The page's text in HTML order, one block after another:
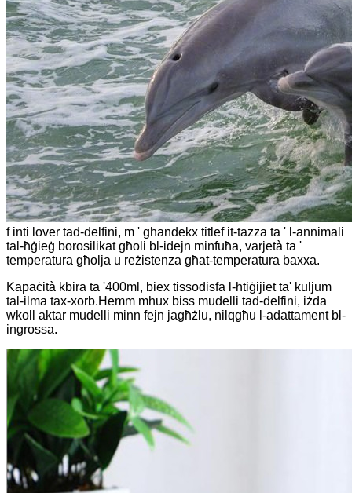
f inti lover tad-delfini, m ' għandekx titlef it-tazza ta ' l-annimali
tal-ħġieġ borosilikat għoli bl-idejn minfuħa, varjetà ta '
temperatura għolja u reżistenza għat-temperatura baxxa.
Kapaċità kbira ta '400ml, biex tissodisfa l-ħtiġijiet ta' kuljum
tal-ilma tax-xorb.Hemm mhux biss mudelli tad-delfini, iżda
wkoll aktar mudelli minn fejn jagħżlu, nilqgħu l-adattament bl-
ingrossa.